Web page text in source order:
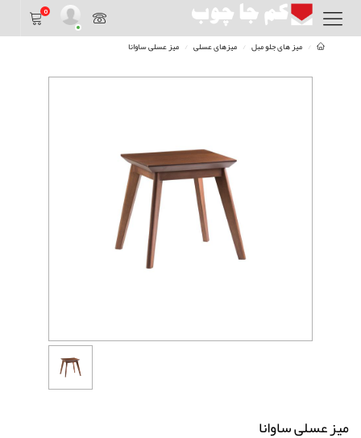
0
میز های جلو مبل میزهای عسلی میز عسلی ساوانا
میز عسلی ساوانا